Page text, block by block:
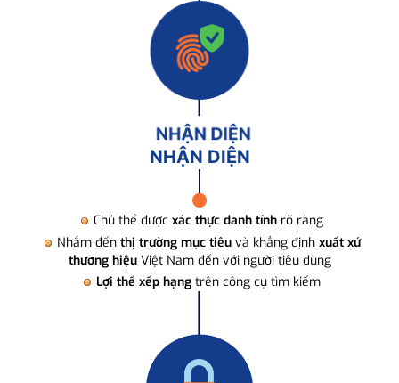
NHẬN DIỆN
Chủ thể được xác thực danh tính rõ ràng
Nhắm đến thị trường mục tiêuvà khẳng định xuất xứ
thương hiệuViệt Nam đến với người tiêu dùng
Lợi thế xếp hạng trên công cụ tìm kiếm